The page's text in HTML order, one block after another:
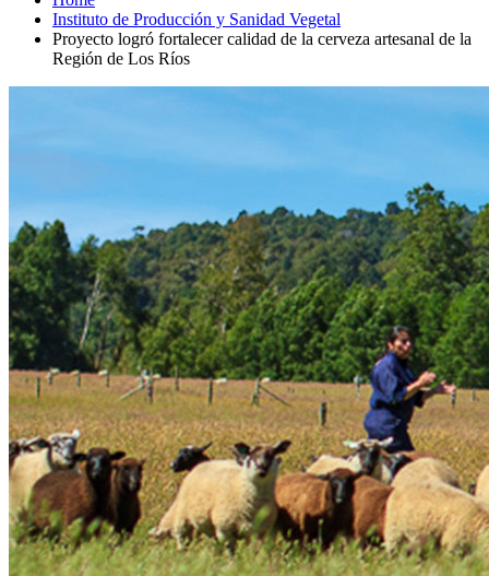
Instituto de Producción y Sanidad Vegetal
Proyecto logró fortalecer calidad de la cerveza artesanal de la
Región de Los Ríos